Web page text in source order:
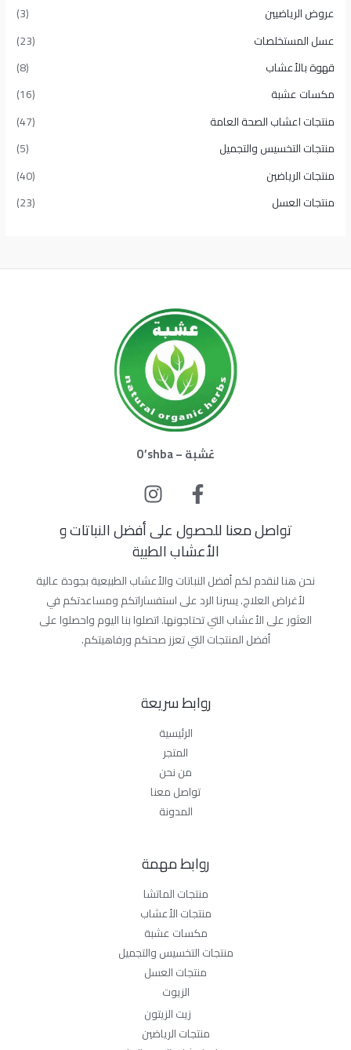
عروض الرياضيين
(3)
عسل المستخلصات
(23)
قهوة بالأعشاب
(8)
مكسات عشبة
(16)
منتجات اعشاب الصحة العامة
(47)
منتجات التخسيس والتجميل
(5)
منتجات الرياضين
(40)
منتجات العسل
(23)
عُشبة – O’shba
تواصل معنا للحصول على أفضل النباتات و
الأعشاب الطبية
نحن هنا لنقدم لكم أفضل النباتات والأعشاب الطبيعية بجودة عالية
لأغراض العلاج. يسرنا الرد على استفساراتكم ومساعدتكم في
العثور على الأعشاب التي تحتاجونها. اتصلوا بنا اليوم واحصلوا على
أفضل المنتجات التي تعزز صحتكم ورفاهيتكم.
روابط سريعة
الرئيسية
المتجر
من نحن
تواصل معنا
المدونة
روابط مهمة
منتجات الماتشا
منتجات الأعشاب
مكسات عشبة
منتجات التخسيس والتجميل
منتجات العسل
الزيوت
زيت الزيتون
منتجات الرياضين